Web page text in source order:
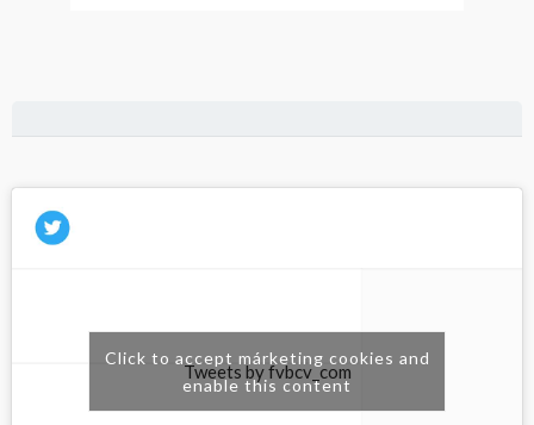
Tweets by fvbcv_com
Click to accept márketing cookies and
enable this content